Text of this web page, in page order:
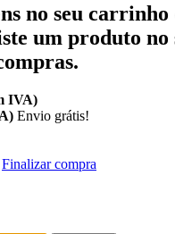
no seu carrinho
um produto no
IVA)
Envio grátis!
Finalizar compra